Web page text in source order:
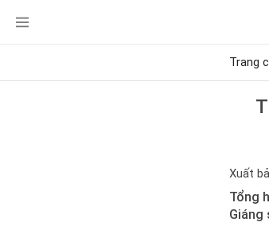
Trang
Xuất
Tổng
Giáng